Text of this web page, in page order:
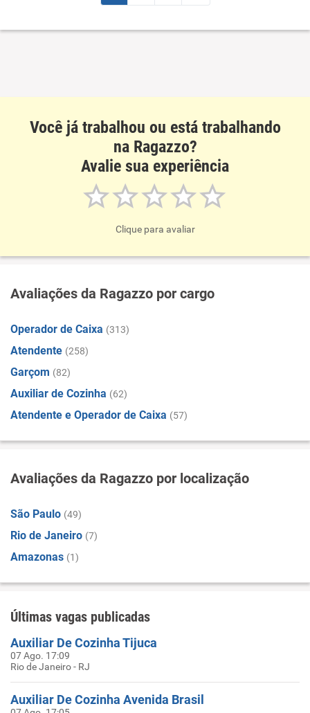
Você já trabalhou ou está trabalhando
na Ragazzo?
Avalie sua experiência
Clique para avaliar
Avaliações da Ragazzo por cargo
Operador de Caixa (313)
Atendente (258)
Garçom (82)
Auxiliar de Cozinha (62)
Atendente e Operador de Caixa (57)
Avaliações da Ragazzo por localização
São Paulo (49)
Rio de Janeiro (7)
Amazonas (1)
Últimas vagas publicadas
Auxiliar De Cozinha Tijuca
07 Ago. 17:09
Rio de Janeiro - RJ
Auxiliar De Cozinha Avenida Brasil